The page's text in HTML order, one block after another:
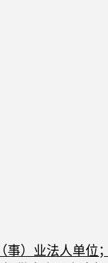
事）业法人单位；